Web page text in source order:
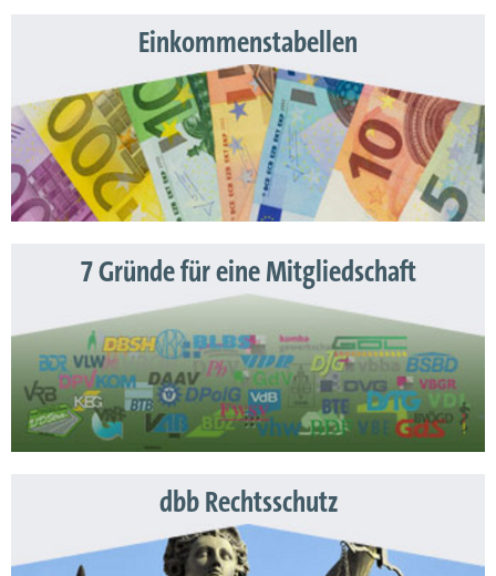
Einkommenstabellen
7 Gründe für eine Mitgliedschaft
dbb Rechtsschutz